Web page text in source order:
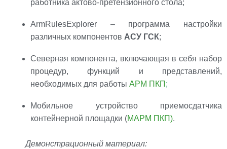
работника актово-претензионного стола;
ArmRulesExplorer – программа настройки
различных компонентов АСУ ГСК;
Северная компонента, включающая в себя набор
процедур, функций и представлений,
необходимых для работы АРМ ПКП ;
Мобильное устройство приемосдатчика
контейнерной площадки (МАРМ ПКП).
Демонстрационный материал: